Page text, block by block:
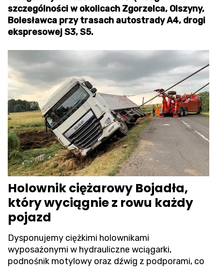
szczególności w okolicach Zgorzelca, Olszyny,
Bolesławca przy trasach autostrady A4, drogi
ekspresowej S3, S5.
Holownik ciężarowy Bojadła,
który wyciągnie z rowu każdy
pojazd
Dysponujemy ciężkimi holownikami
wyposażonymi w hydrauliczne wciągarki,
podnośnik motylowy oraz dźwig z podporami, co